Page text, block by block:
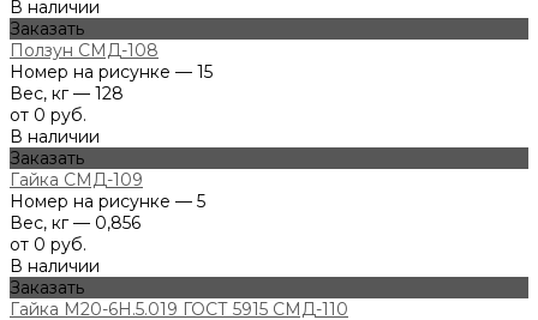
В наличии
Заказать
Ползун СМД-108
Номер на рисунке — 15
Вес, кг — 128
от 0 руб.
В наличии
Заказать
Гайка СМД-109
Номер на рисунке — 5
Вес, кг — 0,856
от 0 руб.
В наличии
Заказать
Гайка М20-6Н.5.019 ГОСТ 5915 СМД-110